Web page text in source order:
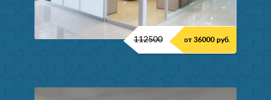
112500 от 36000 руб.